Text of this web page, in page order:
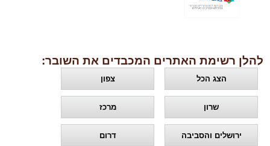
להלן רשימת האתרים המכבדים את השובר:
הצג הכל צפון
שרון מרכז
ירושלים והסביבה דרום